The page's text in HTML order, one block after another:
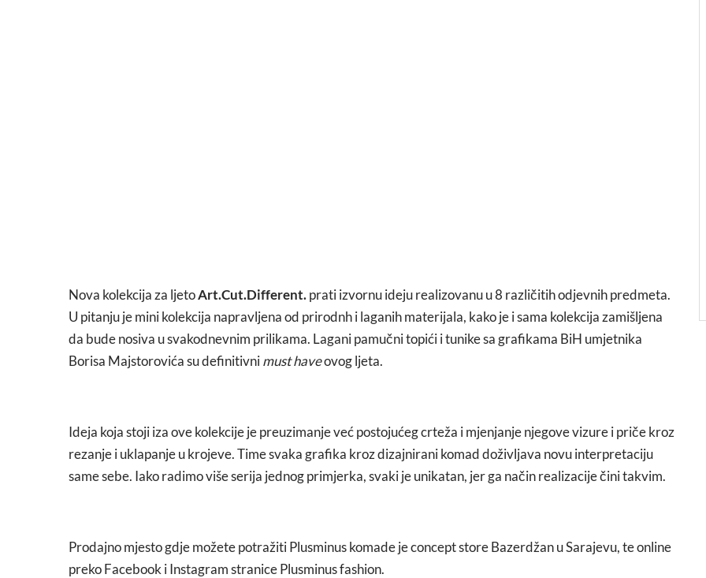
Nova kolekcija za ljetoArt.Cut.Different.prati izvornu ideju realizovanu u 8 različitih odjevnih predmeta.
U pitanju je mini kolekcija napravljena od prirodnh i laganih materijala, kako je i sama kolekcija zamišljena
da bude nosiva u svakodnevnim prilikama. Lagani pamučni topići i tunike sa grafikama BiH umjetnika
Borisa Majstorovića su definitivnimust haveovog ljeta.
Ideja koja stoji iza ove kolekcije je preuzimanje već postojućeg crteža i mjenjanje njegove vizure i priče kroz
rezanje i uklapanje u krojeve. Time svaka grafika kroz dizajnirani komad doživljava novu interpretaciju
same sebe. Iako radimo više serija jednog primjerka, svaki je unikatan, jer ga način realizacije čini takvim.
Prodajno mjesto gdje možete potražiti Plusminus komade je concept store Bazerdžan u Sarajevu, te online
preko Facebook i Instagram stranice Plusminus fashion.